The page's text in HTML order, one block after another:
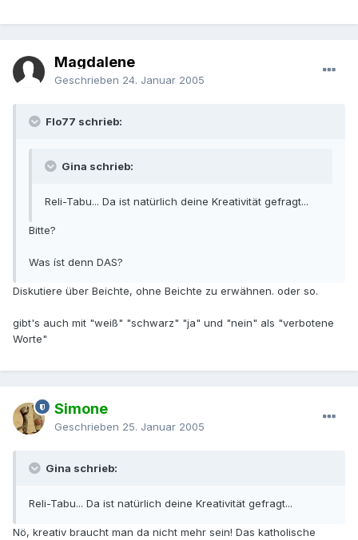
Magdalene
Geschrieben 24. Januar 2005
Flo77 schrieb:
Gina schrieb:
Reli-Tabu... Da ist natürlich deine Kreativität gefragt...
Bitte?
Was íst denn DAS?
Diskutiere über Beichte, ohne Beichte zu erwähnen. oder so.
gibt's auch mit "weiß" "schwarz" "ja" und "nein" als "verbotene
Worte"
Simone
Geschrieben 25. Januar 2005
Gina schrieb:
Reli-Tabu... Da ist natürlich deine Kreativität gefragt...
Nö, kreativ braucht man da nicht mehr sein! Das katholische